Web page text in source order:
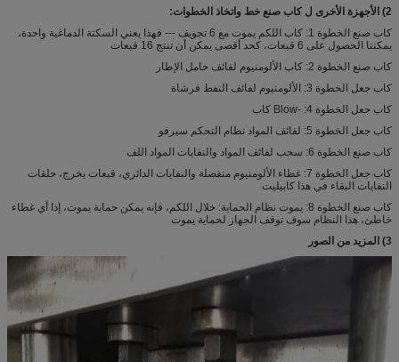
2) الأجهزة الأخرى ل كاب صنع خط واتخاذ الخطوات:
كاب صنع الخطوة 1: كاب اللكم يموت مع 6 تجويف --- فهذا يعني السكتة الدماغية واحدة،
يمكننا الحصول على 6 قبعات، كحد أقصى يمكن أن تنتج 16 قبعات
كاب صنع الخطوة 2: كاب الألومنيوم لفائف حامل الإطار
كاب جعل الخطوة 3: الألومنيوم لفائف النفط فرشاة
كاب جعل الخطوة 4: -Blow كاب
كاب جعل الخطوة 5: لفائف المواد نظام التحكم سيرفو
كاب صنع الخطوة 6: سحب لفائف المواد والنفايات المواد اللف
كاب جعل الخطوة 7: غطاء الألومنيوم منفصلة والنفايات الدائري، قبعات يخرج، حلقات
النفايات البقاء في هذا كابيليت
كاب صنع الخطوة 8: يموت نظام الحماية: خلال اللكم، فإنه يمكن حماية يموت، إذا أي غطاء
خاطئ، هذا النظام سوف توقف الجهاز لحماية يموت
3) المزيد من الصور